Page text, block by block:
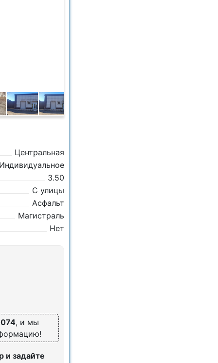
Центральная
3.50
С улицы
Асфальт
Магистраль
Нет
, и мы
и задайте